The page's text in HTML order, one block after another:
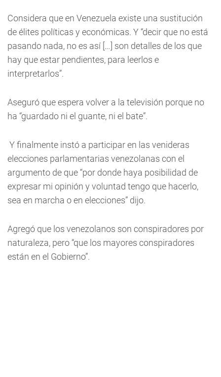
Considera que en Venezuela existe una sustitución
de élites políticas y económicas. Y “decir que no está
pasando nada, no es así […] son detalles de los que
hay que estar pendientes, para leerlos e
interpretarlos”.
Aseguró que espera volver a la televisión porque no
ha “guardado ni el guante, ni el bate”.
Y finalmente instó a participar en las venideras
elecciones parlamentarias venezolanas con el
argumento de que “por donde haya posibilidad de
expresar mi opinión y voluntad tengo que hacerlo,
sea en marcha o en elecciones” dijo.
Agregó que los venezolanos son conspiradores por
naturaleza, pero “que los mayores conspiradores
están en el Gobierno”.